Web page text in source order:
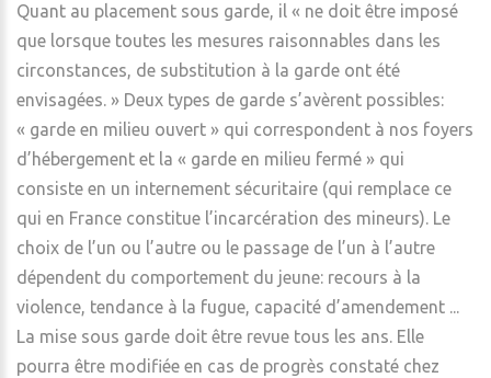
Quant au placement sous garde, il « ne doit être imposé
que lorsque toutes les mesures raisonnables dans les
circonstances, de substitution à la garde ont été
envisagées. » Deux types de garde s’avèrent possibles:
« garde en milieu ouvert » qui correspondent à nos foyers
d’hébergement et la « garde en milieu fermé » qui
consiste en un internement sécuritaire (qui remplace ce
qui en France constitue l’incarcération des mineurs). Le
choix de l’un ou l’autre ou le passage de l’un à l’autre
dépendent du comportement du jeune: recours à la
violence, tendance à la fugue, capacité d’amendement ...
La mise sous garde doit être revue tous les ans. Elle
pourra être modifiée en cas de progrès constaté chez